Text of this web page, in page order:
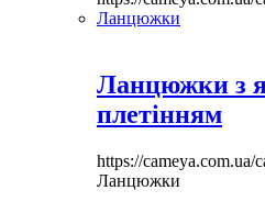
Ланцюжки
Ланцюжки з
плетінням
https://cameya.com.ua/
Ланцюжки